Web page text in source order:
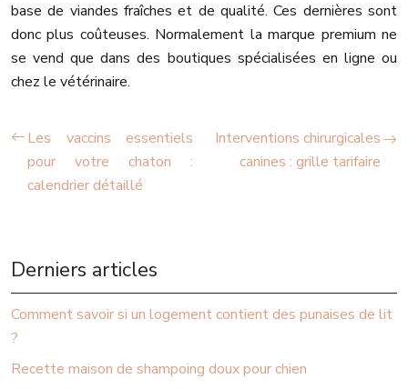
base de viandes fraîches et de qualité. Ces dernières sont
donc plus coûteuses. Normalement la marque premium ne
se vend que dans des boutiques spécialisées en ligne ou
chez le vétérinaire.
Les vaccins essentiels
pour votre chaton :
calendrier détaillé
Interventions chirurgicales
canines : grille tarifaire
Derniers articles
Comment savoir si un logement contient des punaises de lit
?
Recette maison de shampoing doux pour chien